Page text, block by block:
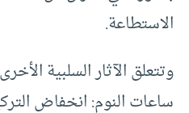
الاستطاعة.
وتتعلق الآثار السلبية
ساعات النوم: انخفاض